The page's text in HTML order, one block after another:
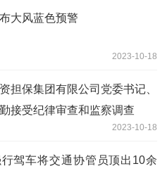
大风蓝色预警
2023-10-18
担保集团有限公司党委书记、
接受纪律审查和监察调查
2023-10-18
驾车将交通协管员顶出10余